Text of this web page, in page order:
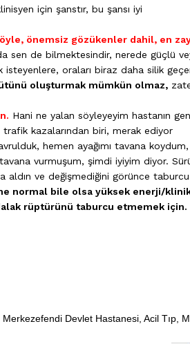
için şanstır, bu şansı iyi
önemsiz gözükenler dahil, en
sen de bilmektesindir, nerede güçlü
oraları biraz daha silik
oluşturmak mümkün olmaz,
Hani ne yalan söyleyeyim hastanın
kazalarından biri, merak ediyor
hemen ayağımı tavana koydum,
vurmuşum, şimdi iyiyim diyor.
aldın ve değişmediğini görünce taburcu
normal bile olsa yüksek enerji/
rüptürünü taburcu etmemek için.
Devlet Hastanesi, Acil Tıp,